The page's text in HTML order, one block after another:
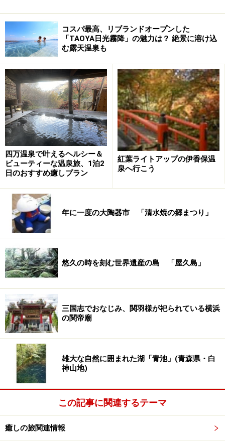
コスパ最高、リブランドオープンした
「TAOYA日光霧降」の魅力は？ 絶景に溶け込
む露天温泉も
四万温泉で叶えるヘルシー＆
ビューティーな温泉旅、1泊2
日のおすすめ癒しプラン
紅葉ライトアップの伊香保温
泉へ行こう
年に一度の大陶器市 「清水焼の郷まつり」
悠久の時を刻む世界遺産の島 「屋久島」
三国志でおなじみ、関羽様が祀られている横浜
の関帝廟
雄大な自然に囲まれた湖「青池」(青森県・白
神山地)
この記事に関連するテーマ
癒しの旅関連情報